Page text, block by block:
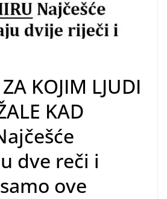
KOJIM LJUDI
KAD
dve reči i
ove